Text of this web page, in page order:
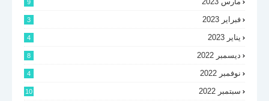
9
فبراير 2023 3
يناير 2023 4
ديسمبر 2022 8
نوفمبر 2022 4
سبتمبر 2022 10